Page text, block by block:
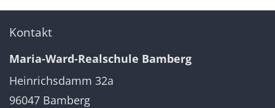
Kontakt
Maria-Ward-Realschule Bamberg
Heinrichsdamm 32a
96047 Bamberg